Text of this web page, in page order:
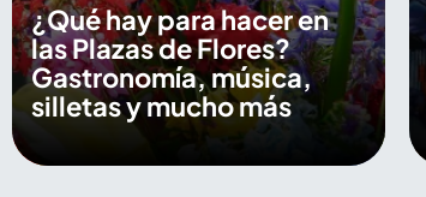
¿Qué hay para hacer en
las Plazas de Flores?
Gastronomía, música,
silletas y mucho más